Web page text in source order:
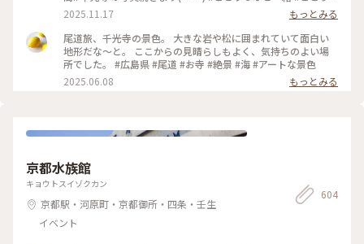
っぷ #出戻り #写真 #広島 #ドライブ #尾道 #お出かけ
#canoneoskissx9 #canon #一眼レフカメラ #日帰りの旅 #千
光寺
2025.11.17
もっとみる
尾道旅、千光寺の景色。 大きな岩や松に囲まれていて面白い
地形だな〜と。 ここからの見晴らしもよく、気持ちのよい場
所でした。 #広島県 #尾道 #お寺 #絶景 #海 #アートな景色
2025.06.08
もっとみる
京都水族館
キョウトスイゾクカン
京都駅・河原町・京都御所・四条・壬生
イベント
604